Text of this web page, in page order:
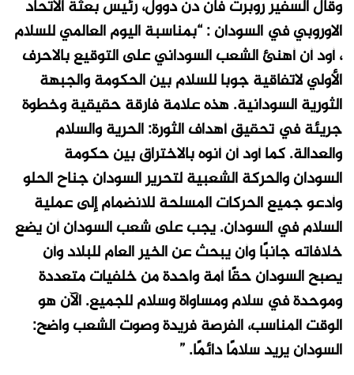
وقال السفير روبرت فان دن دوول، رئيس بعثة الاتحاد
الاوروبي في السودان : “بمناسبة اليوم العالمي للسلام
، أود أن أهنئ الشعب السوداني على التوقيع بالاحرف
الأولي لاتفاقية جوبا للسلام بين الحكومة والجبهة
الثورية السودانية. هذه علامة فارقة حقيقية وخطوة
جريئة في تحقيق أهداف الثورة: الحرية والسلام
والعدالة. كما أود أن أنوه بالاختراق بين حكومة
السودان والحركة الشعبية لتحرير السودان جناح الحلو
وأدعو جميع الحركات المسلحة للانضمام إلى عملية
السلام في السودان. يجب على شعب السودان أن يضع
خلافاته جانبًا وأن يبحث عن الخير العام للبلاد وأن
يصبح السودان حقًا أمة واحدة من خلفيات متعددة
وموحدة في سلام ومساواة وسلام للجميع. الآن هو
الوقت المناسب، الفرصة فريدة وصوت الشعب واضح:
السودان يريد سلامًا دائمًا. ”